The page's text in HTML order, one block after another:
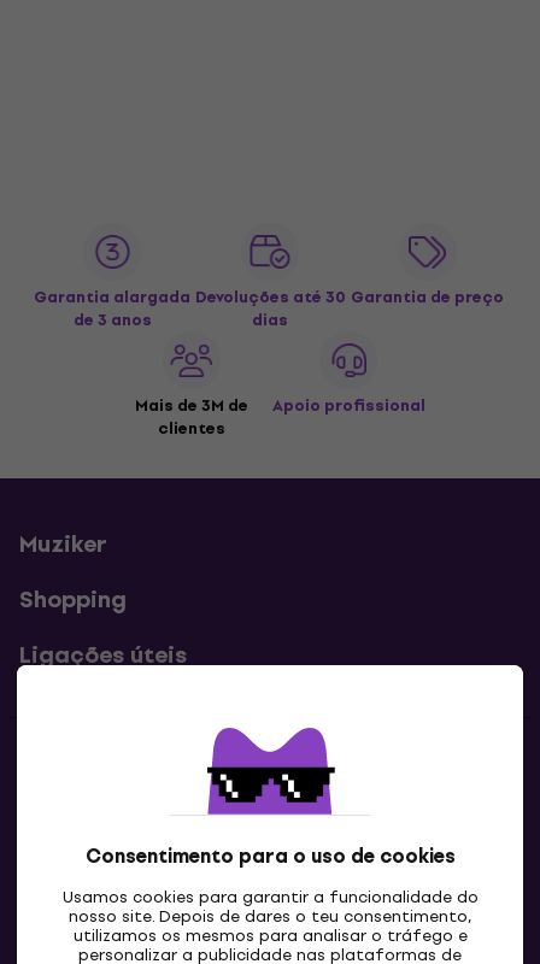
Consentimento para o uso de cookies
Usamos cookies para garantir a funcionalidade do
nosso site. Depois de dares o teu consentimento,
utilizamos os mesmos para analisar o tráfego e
personalizar a publicidade nas plataformas de
Garantia alargada
de 3 anos
Devoluções até 30
dias
Garantia de preço
Mais de 3M de
clientes
Apoio profissional
Muziker
Shopping
Ligações úteis
Contatos
Contacta-nos